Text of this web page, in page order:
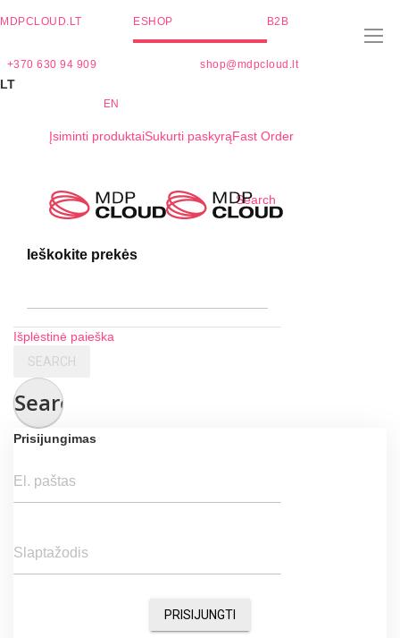
MDPCLOUD.LT ESHOP B2B
+370 630 94 909 shop@mdpcloud.lt
LT
EN
Įsiminti produktaiSukurti paskyrąFast Order
Search
Ieškokite prekės
Išplėstinė paieška
SEARCH
Search
Prisijungimas
El. paštas
Slaptažodis
PRISIJUNGTI